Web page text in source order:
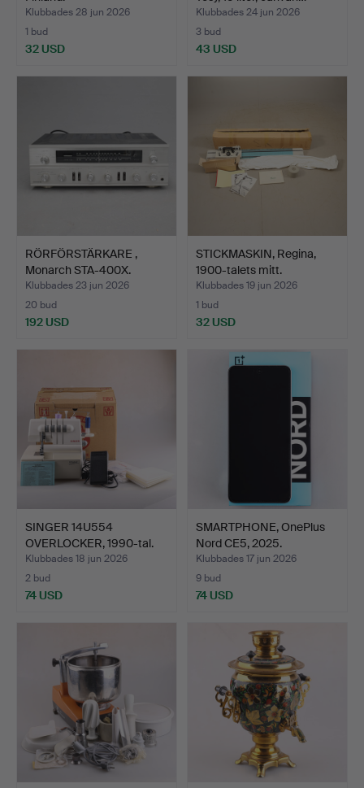
Klubbades 28 jun 2026
1 bud
32 USD
Klubbades 24 jun 2026
3 bud
43 USD
RÖRFÖRSTÄRKARE ,
Monarch STA-400X.
Klubbades 23 jun 2026
20 bud
192 USD
STICKMASKIN, Regina,
1900-talets mitt.
Klubbades 19 jun 2026
1 bud
32 USD
SINGER 14U554
OVERLOCKER, 1990-tal.
Klubbades 18 jun 2026
2 bud
74 USD
SMARTPHONE, OnePlus
Nord CE5, 2025.
Klubbades 17 jun 2026
9 bud
74 USD